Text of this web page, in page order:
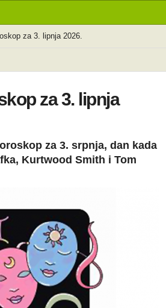
za 3. lipnja 2026.
za 3. lipnja
za 3. srpnja, dan kada
Kurtwood Smith i Tom